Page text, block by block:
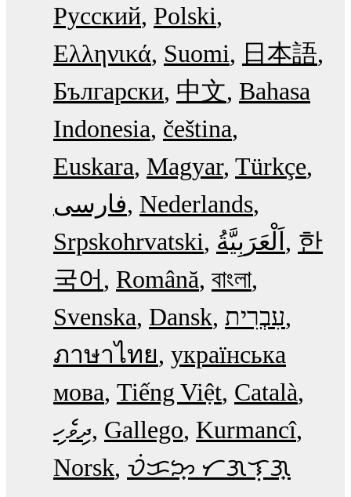
Русский Polski
Ελληνικά Suomi
日本語
Български 中文 Bahasa
Indonesia čeština
Euskara Magyar Türkçe
فارسی Nederlands
Srpskohrvatski
한
국어
Română বাংলা
Svenska Dansk עִבְרִית
ภาษาไทย українська
мова Tiếng Việt Català
ދިވެހި Gallego Kurmancî
Norsk ᜏᜒᜃᜅ᜔ ᜆᜄᜎᜓᜄ᜔